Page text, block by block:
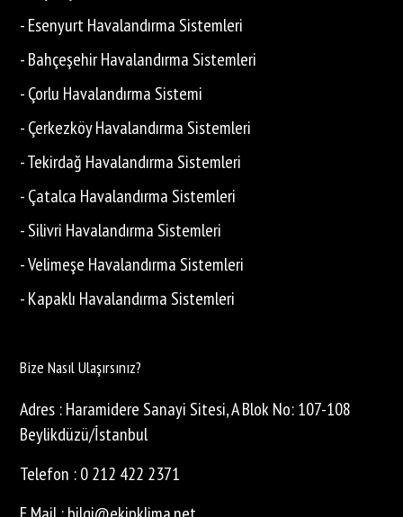
- Esenyurt Havalandırma Sistemleri
- Bahçeşehir Havalandırma Sistemleri
- Çorlu Havalandırma Sistemi
- Çerkezköy Havalandırma Sistemleri
- Tekirdağ Havalandırma Sistemleri
- Çatalca Havalandırma Sistemleri
- Silivri Havalandırma Sistemleri
- Velimeşe Havalandırma Sistemleri
- Kapaklı Havalandırma Sistemleri
Bize Nasıl Ulaşırsınız?
Adres : Haramidere Sanayi Sitesi, A Blok No: 107-108
Beylikdüzü/İstanbul
Telefon : 0 212 422 2371